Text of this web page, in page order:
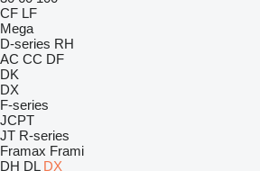
CF LF
Mega
D-series RH
AC CC DF
DK
DX
F-series
JCPT
JT R-series
Framax Frami
DH DL DX